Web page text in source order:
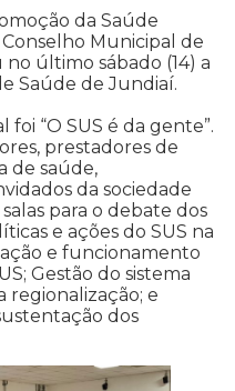
da Saúde
Municipal de
último sábado (14) a
Saúde de Jundiaí.
“O SUS é da gente”.
prestadores de
de saúde,
da sociedade
para o debate dos
e ações do SUS na
e funcionamento
Gestão do sistema
regionalização; e
dos